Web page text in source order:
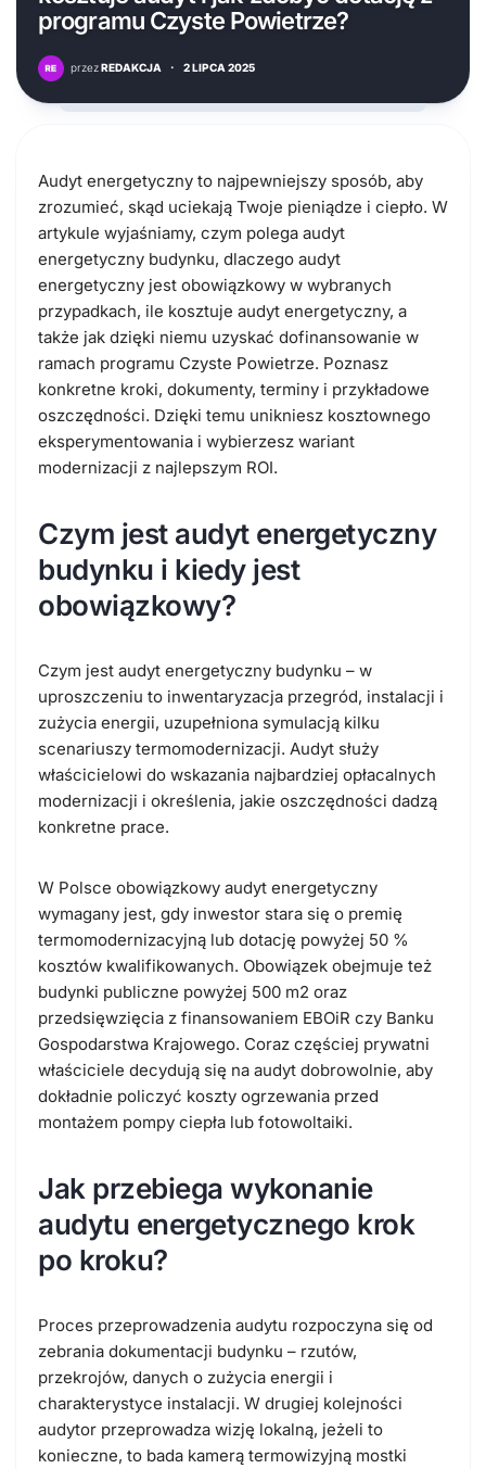
programu Czyste Powietrze?
przezREDAKCJA · 2 LIPCA 2025
Audyt energetyczny to najpewniejszy sposób, aby
zrozumieć, skąd uciekają Twoje pieniądze i ciepło. W
artykule wyjaśniamy, czym polega audyt
energetyczny budynku, dlaczego audyt
energetyczny jest obowiązkowy w wybranych
przypadkach, ile kosztuje audyt energetyczny, a
także jak dzięki niemu uzyskać dofinansowanie w
ramach programu Czyste Powietrze. Poznasz
konkretne kroki, dokumenty, terminy i przykładowe
oszczędności. Dzięki temu unikniesz kosztownego
eksperymentowania i wybierzesz wariant
modernizacji z najlepszym ROI.
Czym jest audyt energetyczny
budynku i kiedy jest
obowiązkowy?
Czym jest audyt energetyczny budynku – w
uproszczeniu to inwentaryzacja przegród, instalacji i
zużycia energii, uzupełniona symulacją kilku
scenariuszy termomodernizacji. Audyt służy
właścicielowi do wskazania najbardziej opłacalnych
modernizacji i określenia, jakie oszczędności dadzą
konkretne prace.
W Polsce obowiązkowy audyt energetyczny
wymagany jest, gdy inwestor stara się o premię
termomodernizacyjną lub dotację powyżej 50 %
kosztów kwalifikowanych. Obowiązek obejmuje też
budynki publiczne powyżej 500 m2 oraz
przedsięwzięcia z finansowaniem EBOiR czy Banku
Gospodarstwa Krajowego. Coraz częściej prywatni
właściciele decydują się na audyt dobrowolnie, aby
dokładnie policzyć koszty ogrzewania przed
montażem pompy ciepła lub fotowoltaiki.
Jak przebiega wykonanie
audytu energetycznego krok
po kroku?
Proces przeprowadzenia audytu rozpoczyna się od
zebrania dokumentacji budynku – rzutów,
przekrojów, danych o zużycia energii i
charakterystyce instalacji. W drugiej kolejności
audytor przeprowadza wizję lokalną, jeżeli to
konieczne, to bada kamerą termowizyjną mostki